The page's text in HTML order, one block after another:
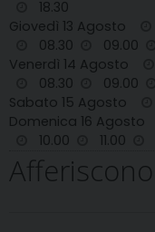
18.30
Giovedì 13 Agosto
08.30
09.00
Venerdì 14 Agosto
08.30
09.00
Sabato 15 Agosto
Domenica 16 Agosto
10.00
11.00
Afferiscono